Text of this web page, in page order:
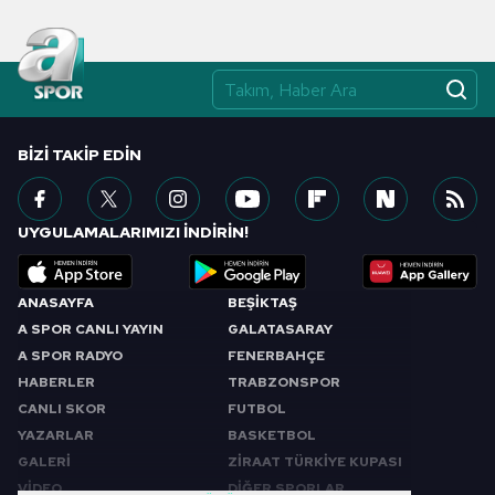
ANASAYFA
A SPOR CANLI YAYIN
A SPOR RADYO
HABERLER
CANLI SKOR
YAZARLAR
GALERİ
VİDEO
BEŞİKTAŞ
GALATASARAY
FENERBAHÇE
TRABZONSPOR
FUTBOL
BASKETBOL
ZİRAAT TÜRKİYE KUPASI
DİĞER SPORLAR
BIZI TAKIP EDIN
UYGULAMALARIMIZI İNDİRİN!